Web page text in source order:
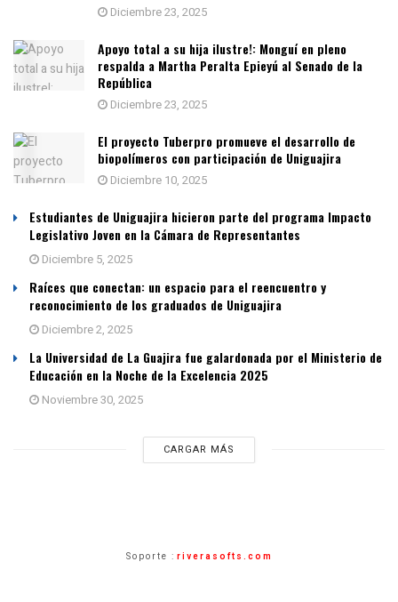
Diciembre 23, 2025
Apoyo total a su hija ilustre!: Monguí en pleno
respalda a Martha Peralta Epieyú al Senado de la
República
Diciembre 23, 2025
El proyecto Tuberpro promueve el desarrollo de
biopolímeros con participación de Uniguajira
Diciembre 10, 2025
Estudiantes de Uniguajira hicieron parte del programa Impacto
Legislativo Joven en la Cámara de Representantes
Diciembre 5, 2025
Raíces que conectan: un espacio para el reencuentro y
reconocimiento de los graduados de Uniguajira
Diciembre 2, 2025
La Universidad de La Guajira fue galardonada por el Ministerio de
Educación en la Noche de la Excelencia 2025
Noviembre 30, 2025
CARGAR MÁS
Soporte : riverasofts.com